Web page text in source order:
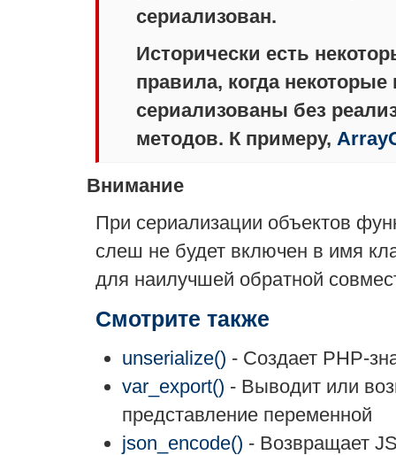
сериализован.
Исторически есть
правила, когда
сериализованы без
методов. К примеру,
Внимание
При сериализации объектов
слеш не будет включен в имя
для наилучшей обратной
Смотрите также
unserialize() - Создает PHP-
var_export() - Выводит или
представление переменной
json_encode() - Возвращает